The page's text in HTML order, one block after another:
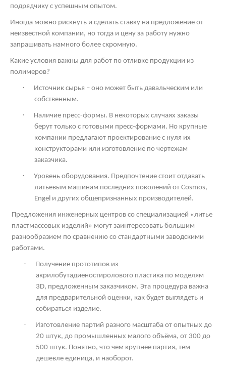
подрядчику с успешным опытом.
Иногда можно рискнуть и сделать ставку на предложение от
неизвестной компании, но тогда и цену за работу нужно
запрашивать намного более скромную.
Какие условия важны для работ по отливке продукции из
полимеров?
·
Источник сырья – оно может быть давальческим или
собственным.
·
Наличие пресс-формы. В некоторых случаях заказы
берут только с готовыми пресс-формами. Но крупные
компании предлагают проектирование с нуля их
конструкторами или изготовление по чертежам
заказчика.
·
Уровень оборудования. Предпочтение стоит отдавать
литьевым машинам последних поколений от Cosmos,
Engel и других общепризнанных производителей.
Предложения инженерных центров со специализацией «литье
пластмассовых изделий» могут заинтересовать большим
разнообразием по сравнению со стандартными заводскими
работами.
·
Получение прототипов из
акрилобутадиеностиролового пластика по моделям
3D, предложенным заказчиком. Эта процедура важна
для предварительной оценки, как будет выглядеть и
собираться изделие.
·
Изготовление партий разного масштаба от опытных до
20 штук, до промышленных малого объёма, от 300 до
500 штук. Понятно, что чем крупнее партия, тем
дешевле единица, и наоборот.